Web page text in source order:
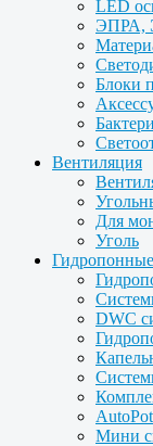
LED
ЭПРА,
Блоки
Вентиляция
Для
Уголь
DWC
AutoPot
Мини